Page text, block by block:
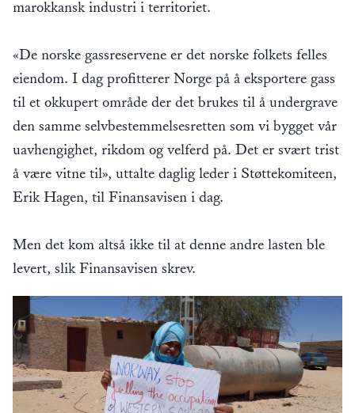
marokkansk industri i territoriet.
«De norske gassreservene er det norske folkets felles
eiendom. I dag profitterer Norge på å eksportere gass
til et okkupert område der det brukes til å undergrave
den samme selvbestemmelsesretten som vi bygget vår
uavhengighet, rikdom og velferd på. Det er svært trist
å være vitne til», uttalte daglig leder i Støttekomiteen,
Erik Hagen, til Finansavisen i dag.
Men det kom altså ikke til at denne andre lasten ble
levert, slik Finansavisen skrev.